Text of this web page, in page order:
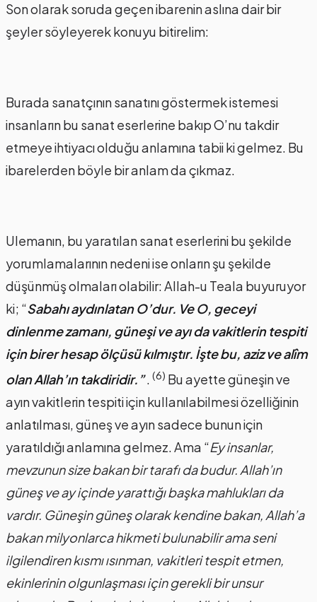
Son olarak soruda geçen ibarenin aslına dair bir
şeyler söyleyerek konuyu bitirelim:
Burada sanatçının sanatını göstermek istemesi
insanların bu sanat eserlerine bakıp O’nu takdir
etmeye ihtiyacı olduğu anlamına tabii ki gelmez. Bu
ibarelerden böyle bir anlam da çıkmaz.
Ulemanın, bu yaratılan sanat eserlerini bu şekilde
yorumlamalarının nedeni ise onların şu şekilde
düşünmüş olmaları olabilir: Allah-u Teala buyuruyor
ki; “Sabahı aydınlatan O’dur. Ve O, geceyi
dinlenme zamanı, güneşi ve ayı da vakitlerin tespiti
için birer hesap ölçüsü kılmıştır. İşte bu, aziz ve alîm
olan Allah’ın takdiridir.”. (6) Bu ayette güneşin ve
ayın vakitlerin tespiti için kullanılabilmesi özelliğinin
anlatılması, güneş ve ayın sadece bunun için
yaratıldığı anlamına gelmez. Ama “Ey insanlar,
mevzunun size bakan bir tarafı da budur. Allah’ın
güneş ve ay içinde yarattığı başka mahlukları da
vardır. Güneşin güneş olarak kendine bakan, Allah’a
bakan milyonlarca hikmeti bulunabilir ama seni
ilgilendiren kısmı ısınman, vakitleri tespit etmen,
ekinlerinin olgunlaşması için gerekli bir unsur